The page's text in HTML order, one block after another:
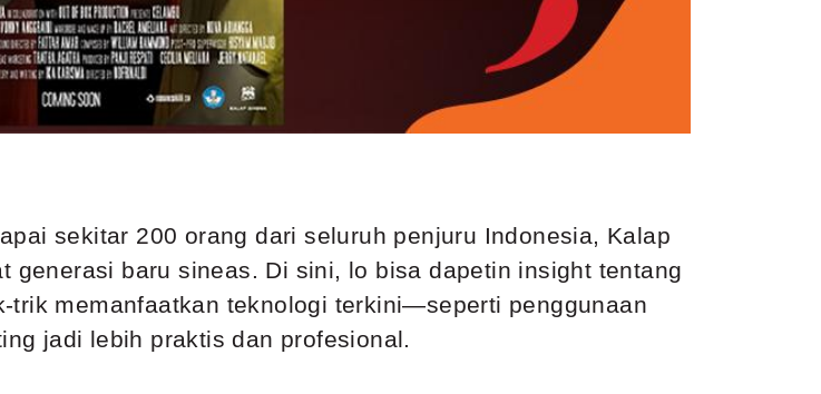
sekitar 200 orang dari seluruh penjuru Indonesia, Kalap
generasi baru sineas. Di sini, lo bisa dapetin insight tentang
memanfaatkan teknologi terkini—seperti penggunaan
jadi lebih praktis dan profesional.